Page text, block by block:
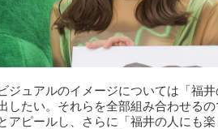
ジュアルのイメージについては「福
したい。それらを全部組み合わせる
アピールし、さらに「福井の人にも